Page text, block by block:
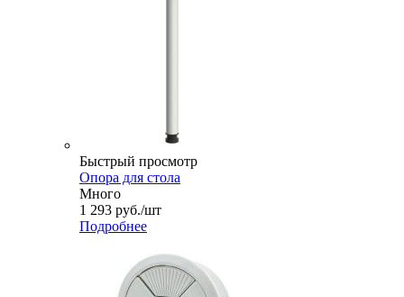
Быстрый просмотр
Опора для стола
Много
1 293 руб./шт
Подробнее